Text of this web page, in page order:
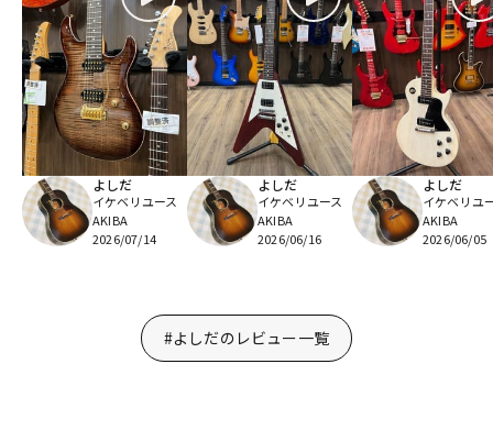
よしだ
イケベリユース
AKIBA
2026/07/14
よしだ
イケベリユース
AKIBA
2026/06/16
よしだ
イケベリユ
AKIBA
2026/06/05
#よしだのレビュー一覧